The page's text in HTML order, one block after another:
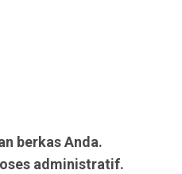
berkas Anda.
administratif.